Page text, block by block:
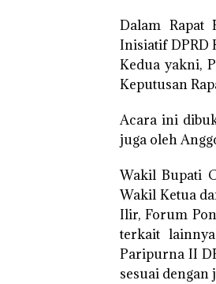
Dalam Rapat
Inisiatif DPRD
Kedua yakni,
Keputusan
Acara ini
juga oleh
Wakil Bupati
Wakil Ketua
Ilir, Forum
terkait
Paripurna II
sesuai dengan